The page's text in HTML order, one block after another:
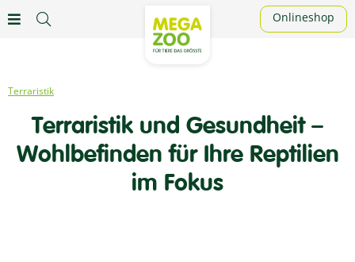
Onlineshop
Terraristik
Terraristik und Gesundheit –
Wohlbefinden für Ihre Reptilien
im Fokus